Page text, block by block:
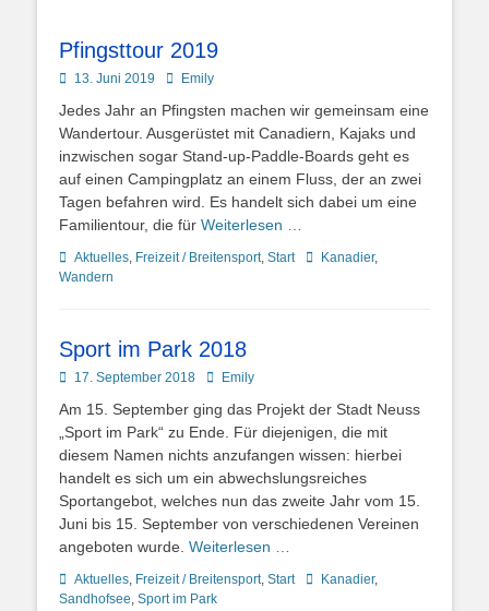
Pfingsttour 2019
Posted
13. Juni 2019 AutorEmily
Jedes Jahr an Pfingsten machen wir gemeinsam eine
Wandertour. Ausgerüstet mit Canadiern, Kajaks und
inzwischen sogar Stand-up-Paddle-Boards geht es
auf einen Campingplatz an einem Fluss, der an zwei
Tagen befahren wird. Es handelt sich dabei um eine
Familientour, die für Weiterlesen …
Kategorien
Aktuelles, Freizeit / Breitensport, Start Schlagworte
Kanadier,
Wandern
Sport im Park 2018
Posted
17. September 2018 AutorEmily
Am 15. September ging das Projekt der Stadt Neuss
„Sport im Park“ zu Ende. Für diejenigen, die mit
diesem Namen nichts anzufangen wissen: hierbei
handelt es sich um ein abwechslungsreiches
Sportangebot, welches nun das zweite Jahr vom 15.
Juni bis 15. September von verschiedenen Vereinen
angeboten wurde. Weiterlesen …
Kategorien
Aktuelles, Freizeit / Breitensport, Start Schlagworte
Kanadier,
Sandhofsee, Sport im Park